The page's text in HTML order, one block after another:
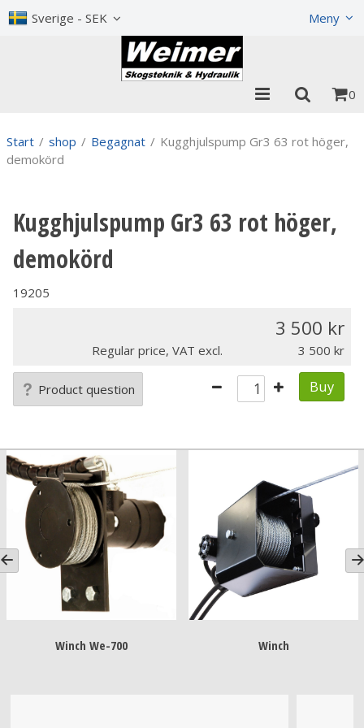
Sverige - SEK Meny
0
Start / shop / Begagnat / Kugghjulspump Gr3 63 rot höger,
demokörd
Kugghjulspump Gr3 63 rot höger,
demokörd
19205
3 500
Regular price, VAT excl. 3 500
Product question Buy
Winch We-700 Winch